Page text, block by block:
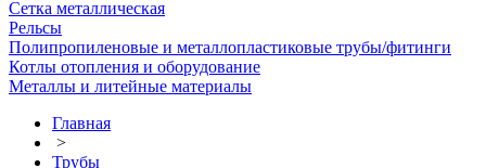
Сетка металлическая
Рельсы
Полипропиленовые и металлопластиковые трубы/фитинги
Котлы отопления и оборудование
Металлы и литейные материалы
Главная
>
Трубы